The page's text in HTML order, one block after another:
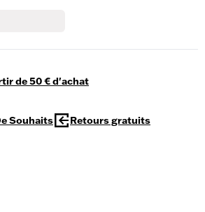
de 50 € d'achat
Souhaits Retours gratuits